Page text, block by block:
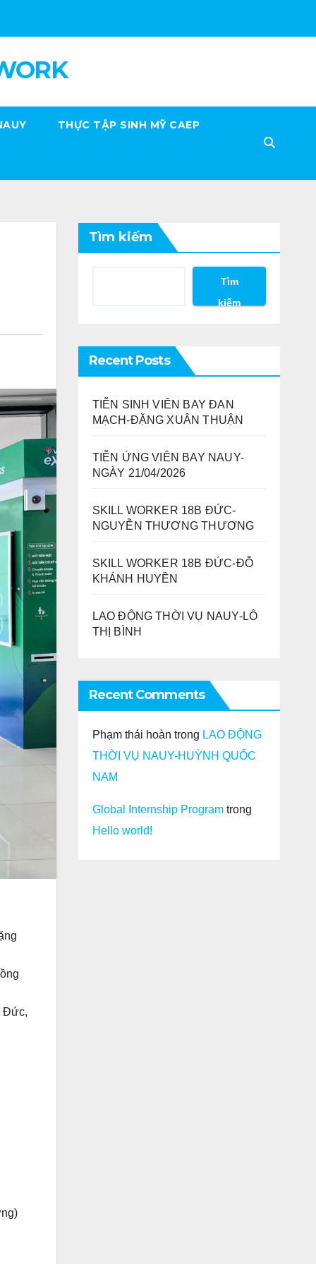
THỰC TẬP SINH MỸ CAEP
Đức,
Tìm kiếm
Tìm
kiếm
Recent Posts
TIỄN SINH VIÊN BAY ĐAN
MẠCH-ĐẶNG XUÂN THUẬN
TIỄN ỨNG VIÊN BAY NAUY-
NGÀY 21/04/2026
SKILL WORKER 18B ĐỨC-
NGUYỄN THƯƠNG THƯƠNG
SKILL WORKER 18B ĐỨC-ĐỖ
KHÁNH HUYỀN
LAO ĐỘNG THỜI VỤ NAUY-LÔ
THỊ BÌNH
Recent Comments
Phạm thái hoàn trong LAO ĐỘNG
THỜI VỤ NAUY-HUỲNH QUỐC
NAM
Global Internship Programtrong
Hello world!